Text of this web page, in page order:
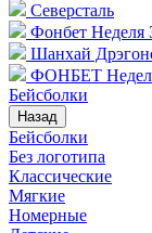
Северсталь
Фонбет Неделя
Шанхай
ФОНБЕТ Неделя
Бейсболки
Назад
Бейсболки
Без логотипа
Классические
Мягкие
Номерные